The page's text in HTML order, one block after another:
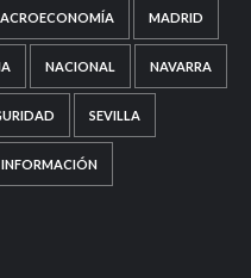
MADRID
NACIONAL NAVARRA
SEVILLA